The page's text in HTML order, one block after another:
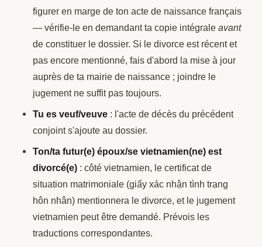
figurer en marge de ton acte de naissance français
— vérifie-le en demandant ta copie intégrale avant
de constituer le dossier. Si le divorce est récent et
pas encore mentionné, fais d'abord la mise à jour
auprès de ta mairie de naissance ; joindre le
jugement ne suffit pas toujours.
Tu es veuf/veuve : l'acte de décès du précédent
conjoint s'ajoute au dossier.
Ton/ta futur(e) époux/se vietnamien(ne) est
divorcé(e) : côté vietnamien, le certificat de
situation matrimoniale (giấy xác nhận tình trạng
hôn nhân) mentionnera le divorce, et le jugement
vietnamien peut être demandé. Prévois les
traductions correspondantes.